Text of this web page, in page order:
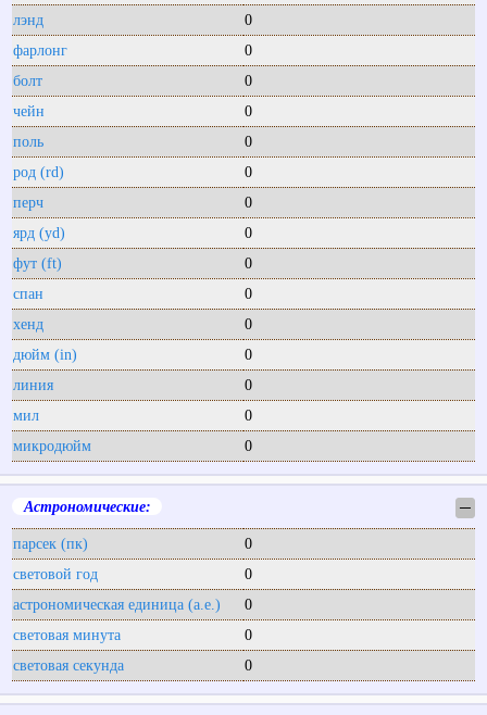
лэнд
0
фарлонг
0
болт
0
чейн
0
поль
0
род (rd)
0
перч
0
ярд (yd)
0
фут (ft)
0
спан
0
хенд
0
дюйм (in)
0
линия
0
мил
0
микродюйм
0
Астрономические: ─
парсек (пк)
0
световой год
0
астрономическая единица (а.е.)
0
световая минута
0
световая секунда
0